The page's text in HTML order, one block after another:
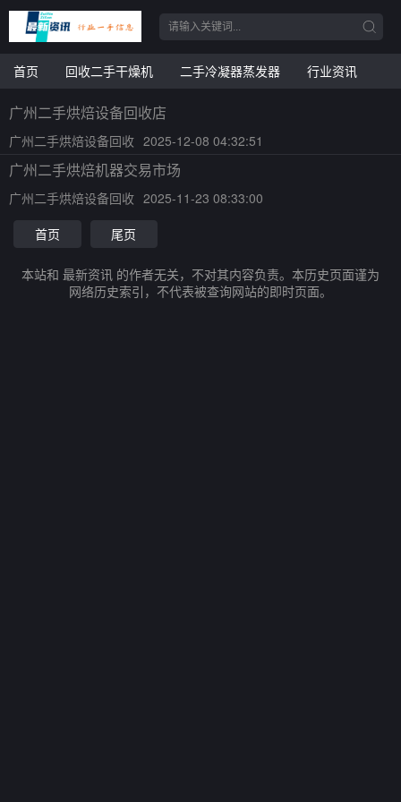
首页 回收二手干燥机 二手冷凝器蒸发器 行业资讯
广州二手烘焙设备回收店
广州二手烘焙设备回收 2025-12-08 04:32:51
广州二手烘焙机器交易市场
广州二手烘焙设备回收 2025-11-23 08:33:00
首页
尾页
本站和 最新资讯 的作者无关，不对其内容负责。本历史页面谨为
网络历史索引，不代表被查询网站的即时页面。